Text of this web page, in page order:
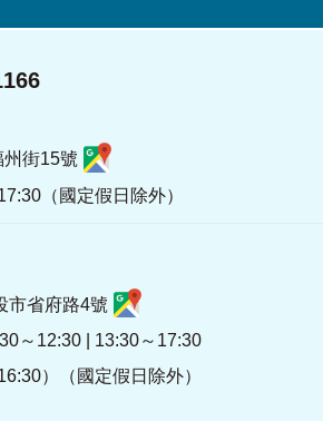
街15號
（國定假日除外）
市省府路4號
～12:30 | 13:30～17:30
）（國定假日除外）